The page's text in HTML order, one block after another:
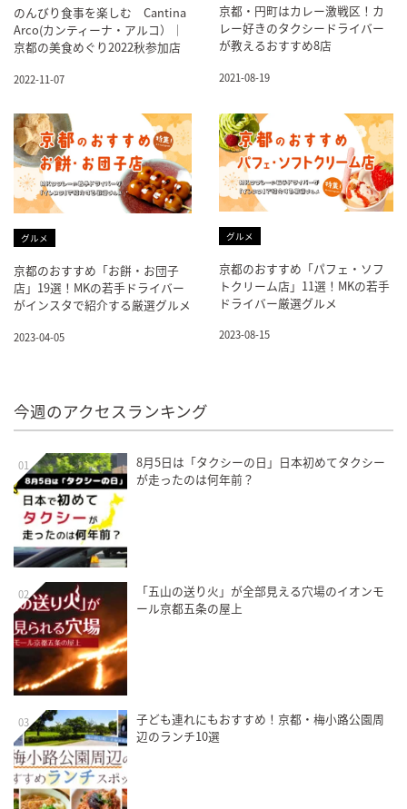
のんびり食事を楽しむ Cantina
Arco(カンティーナ・アルコ）｜
京都の美食めぐり2022秋参加店
2022-11-07
京都・円町はカレー激戦区！カ
レー好きのタクシードライバー
が教えるおすすめ8店
2021-08-19
グルメ
京都のおすすめ「お餅・お団子
店」19選！MKの若手ドライバー
がインスタで紹介する厳選グルメ
2023-04-05
グルメ
京都のおすすめ「パフェ・ソフ
トクリーム店」11選！MKの若手
ドライバー厳選グルメ
2023-08-15
今週のアクセスランキング
01
8月5日は「タクシーの日」日本初めてタクシー
が走ったのは何年前？
02
「五山の送り火」が全部見える穴場のイオンモ
ール京都五条の屋上
03
子ども連れにもおすすめ！京都・梅小路公園周
辺のランチ10選